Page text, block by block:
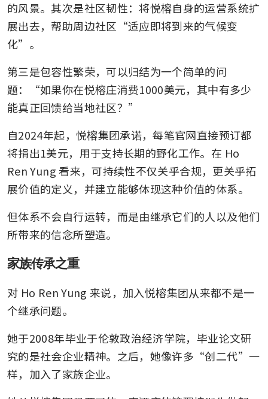
的风景。其次是社区韧性：将悦榕自身的运营系统扩
展出去，帮助周边社区“适应即将到来的气候变
化”。
第三是包容性繁荣，可以归结为一个简单的问
题：“如果你在悦榕庄消费1000美元，其中有多少
能真正回馈给当地社区？”
自2024年起，悦榕集团承诺，每笔官网直接预订都
将捐出1美元，用于支持长期的野化工作。在 Ho
Ren Yung 看来，可持续性不仅关乎合规，更关乎拓
展价值的定义，并建立能够体现这种价值的体系。
但体系不会自行运转，而是由继承它们的人以及他们
所带来的信念所塑造。
家族传承之重
对 Ho Ren Yung 来说，加入悦榕集团从来都不是一
个继承问题。
她于2008年毕业于伦敦政治经济学院，毕业论文研
究的是社会企业精神。之后，她像许多“创二代”一
样，加入了家族企业。